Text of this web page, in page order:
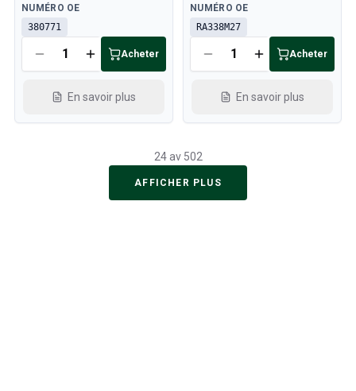
Disponible
NUMÉRO OE
380771
Acheter
En savoir plus
Disponible
NUMÉRO OE
RA338M27
Acheter
En savoir plus
24 av 502
AFFICHER PLUS